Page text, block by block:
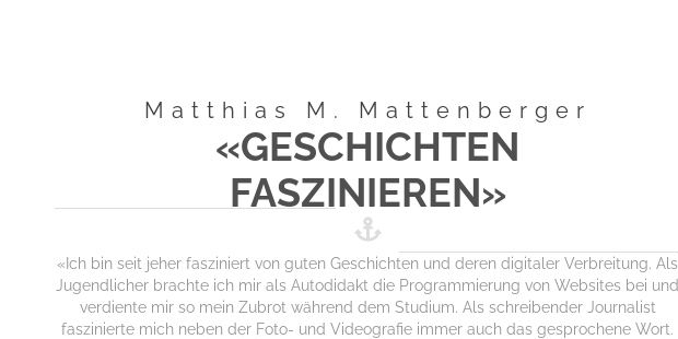
Matthias M. Mattenberger
«GESCHICHTEN
FASZINIEREN»
«Ich bin seit jeher fasziniert von guten Geschichten und deren digitaler Verbreitung. Als
Jugendlicher brachte ich mir als Autodidakt die Programmierung von Websites bei und
verdiente mir so mein Zubrot während dem Studium. Als schreibender Journalist
faszinierte mich neben der Foto- und Videografie immer auch das gesprochene Wort.